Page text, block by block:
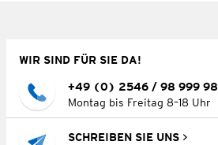
WIR SIND FÜR SIE DA!
+49 (0) 2546 / 98 999 98
Montag bis Freitag 8–18 Uhr
SCHREIBEN SIE UNS